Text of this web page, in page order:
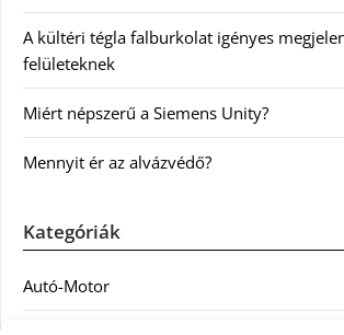
A kültéri tégla falburkolat igényes
felületeknek
Miért népszerű a Siemens Unity?
Mennyit ér az alvázvédő?
Kategóriák
Autó-Motor